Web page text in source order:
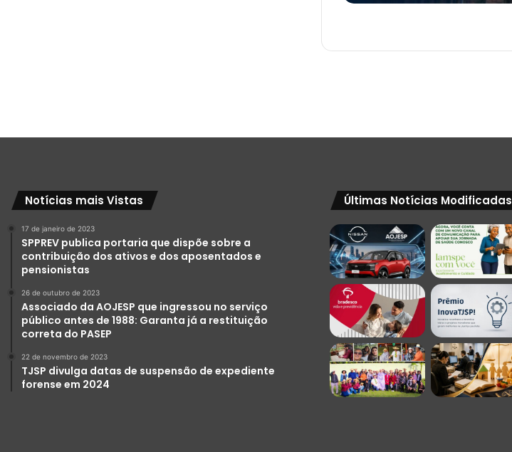
Notícias mais Vistas
17 de janeiro de 2023
SPPREV publica portaria que dispõe sobre a
contribuição dos ativos e dos aposentados e
pensionistas
26 de outubro de 2023
Associado da AOJESP que ingressou no serviço
público antes de 1988: Garanta já a restituição
correta do PASEP
22 de novembro de 2023
TJSP divulga datas de suspensão de expediente
forense em 2024
Últimas Notícias Modificadas